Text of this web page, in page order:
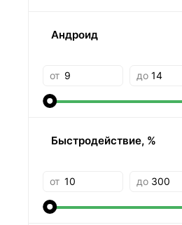
Андроид
от до
Быстродействие, %
от до